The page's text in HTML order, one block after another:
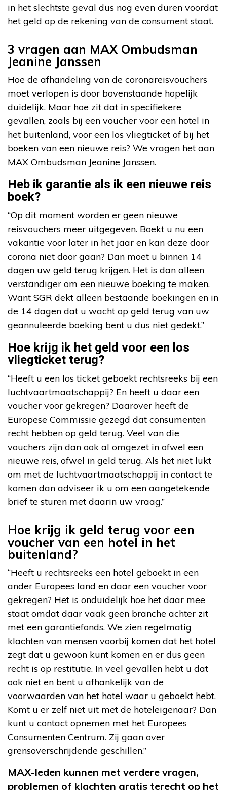
in het slechtste geval dus nog even duren voordat
het geld op de rekening van de consument staat.
3 vragen aan MAX Ombudsman
Jeanine Janssen
Hoe de afhandeling van de coronareisvouchers
moet verlopen is door bovenstaande hopelijk
duidelijk. Maar hoe zit dat in specifiekere
gevallen, zoals bij een voucher voor een hotel in
het buitenland, voor een los vliegticket of bij het
boeken van een nieuwe reis? We vragen het aan
MAX Ombudsman Jeanine Janssen.
Heb ik garantie als ik een nieuwe reis
boek?
“Op dit moment worden er geen nieuwe
reisvouchers meer uitgegeven. Boekt u nu een
vakantie voor later in het jaar en kan deze door
corona niet door gaan? Dan moet u binnen 14
dagen uw geld terug krijgen. Het is dan alleen
verstandiger om een nieuwe boeking te maken.
Want SGR dekt alleen bestaande boekingen en in
de 14 dagen dat u wacht op geld terug van uw
geannuleerde boeking bent u dus niet gedekt.”
Hoe krijg ik het geld voor een los
vliegticket terug?
“Heeft u een los ticket geboekt rechtsreeks bij een
luchtvaartmaatschappij? En heeft u daar een
voucher voor gekregen? Daarover heeft de
Europese Commissie gezegd dat consumenten
recht hebben op geld terug. Veel van die
vouchers zijn dan ook al omgezet in ofwel een
nieuwe reis, ofwel in geld terug. Als het niet lukt
om met de luchtvaartmaatschappij in contact te
komen dan adviseer ik u om een aangetekende
brief te sturen met daarin uw vraag.”
Hoe krijg ik geld terug voor een
voucher van een hotel in het
buitenland?
“Heeft u rechtsreeks een hotel geboekt in een
ander Europees land en daar een voucher voor
gekregen? Het is onduidelijk hoe het daar mee
staat omdat daar vaak geen branche achter zit
met een garantiefonds. We zien regelmatig
klachten van mensen voorbij komen dat het hotel
zegt dat u gewoon kunt komen en er dus geen
recht is op restitutie. In veel gevallen hebt u dat
ook niet en bent u afhankelijk van de
voorwaarden van het hotel waar u geboekt hebt.
Komt u er zelf niet uit met de hoteleigenaar? Dan
kunt u contact opnemen met het Europees
Consumenten Centrum. Zij gaan over
grensoverschrijdende geschillen.”
MAX-leden kunnen met verdere vragen,
problemen of klachten gratis terecht op het